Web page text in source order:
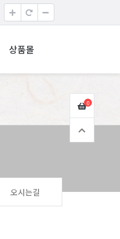
상품몰
오시는길
0